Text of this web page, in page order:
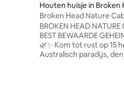
Houten huisje in Broken
ad
Broken Head Nature
Studio. Geschikt voor 3
BROKEN HEAD NATURE
BEST BEWAARDE
🌿✨ Kom tot rust op 15 hectare
Australisch paradijs,